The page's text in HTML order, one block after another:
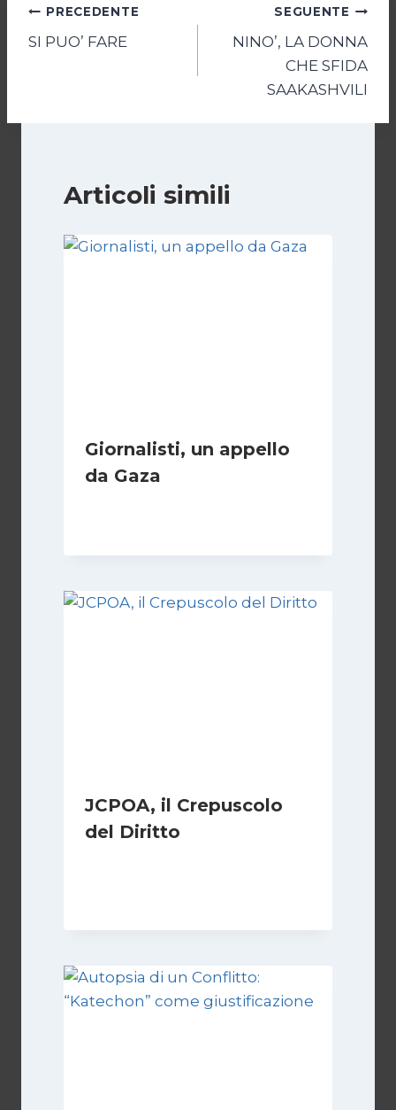
Navigazione
articoli
PRECEDENTE
SI PUO’ FARE
SEGUENTE
NINO’, LA DONNA
CHE SFIDA
SAAKASHVILI
Articoli simili
Giornalisti, un appello
da Gaza
JCPOA, il Crepuscolo
del Diritto